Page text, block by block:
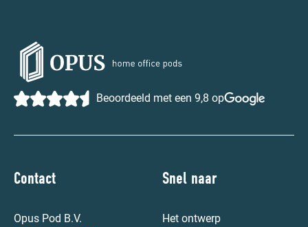
Beoordeeld met een 9,8 op
Contact
Opus Pod B.V.
Snel naar
Het ontwerp